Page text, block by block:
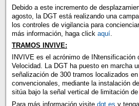
Debido a este incremento de
agosto, la DGT está realizando una
los controles de vigilancia para
más información, haga click aquí.
TRAMOS INVIVE:
INVIVE es el acrónimo de INtensificación
Velocidad. La DGT ha puesto en marcha
señalización de 300 tramos localizados
convencionales, mediante la instalación
sitúa bajo la señal vertical de limitación
Para más información visitedgt.es y